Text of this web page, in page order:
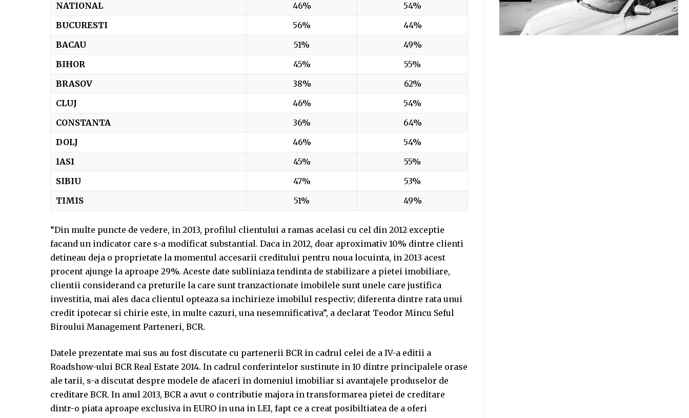
NATIONAL
46%
54%
BUCURESTI
56%
44%
BACAU
51%
49%
BIHOR
45%
55%
BRASOV
38%
62%
CLUJ
46%
54%
CONSTANTA
36%
64%
DOLJ
46%
54%
IASI
45%
55%
SIBIU
47%
53%
TIMIS
51% 49%
“Din multe puncte de vedere, in 2013, profilul clientului a ramas acelasi cu cel din 2012 exceptie
facand un indicator care s-a modificat substantial. Daca in 2012, doar aproximativ 10% dintre clienti
detineau deja o proprietate la momentul accesarii creditului pentru noua locuinta, in 2013 acest
procent ajunge la aproape 29%. Aceste date subliniaza tendinta de stabilizare a pietei imobiliare,
clientii considerand ca preturile la care sunt tranzactionate imobilele sunt unele care justifica
investitia, mai ales daca clientul opteaza sa inchirieze imobilul respectiv; diferenta dintre rata unui
credit ipotecar si chirie este, in multe cazuri, una nesemnificativa”, a declarat Teodor Mincu Seful
Biroului Management Parteneri, BCR.
Datele prezentate mai sus au fost discutate cu partenerii BCR in cadrul celei de a IV-a editii a
Roadshow-ului BCR Real Estate 2014. In cadrul conferintelor sustinute in 10 dintre principalele orase
ale tarii, s-a discutat despre modele de afaceri in domeniul imobiliar si avantajele produselor de
creditare BCR. In anul 2013, BCR a avut o contributie majora in transformarea pietei de creditare
dintr-o piata aproape exclusiva in EURO in una in LEI, fapt ce a creat posibiltiatea de a oferi